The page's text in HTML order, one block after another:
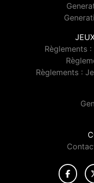
Règlements
Règlements :